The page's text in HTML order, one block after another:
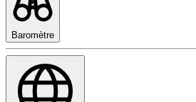
Baromètre